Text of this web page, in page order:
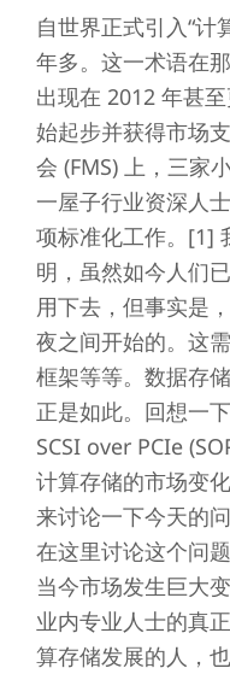
自世界正式引入“计
年多。这一术语在
出现在 2012 年甚
始起步并获得市场
会 (FMS) 上，三家
一屋子行业资深人
项标准化工作。[1]
明，虽然如今人们
用下去，但事实是
夜之间开始的。这
框架等等。数据存
正是如此。回想一
SCSI over PCIe
计算存储的市场变
来讨论一下今天的
在这里讨论这个问
当今市场发生巨大
业内专业人士的真
算存储发展的人，